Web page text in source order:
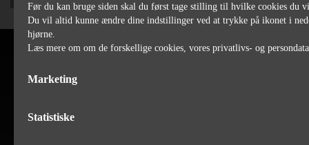
Før du kan bruge siden skal du først tage stilling til hvilke cookies du
Du vil altid kunne ændre dine indstillinger ved at trykke på ikonet i
hjørne.
Læs mere om om de forskellige cookies, vores privatlivs- og
Marketing
Statistiske